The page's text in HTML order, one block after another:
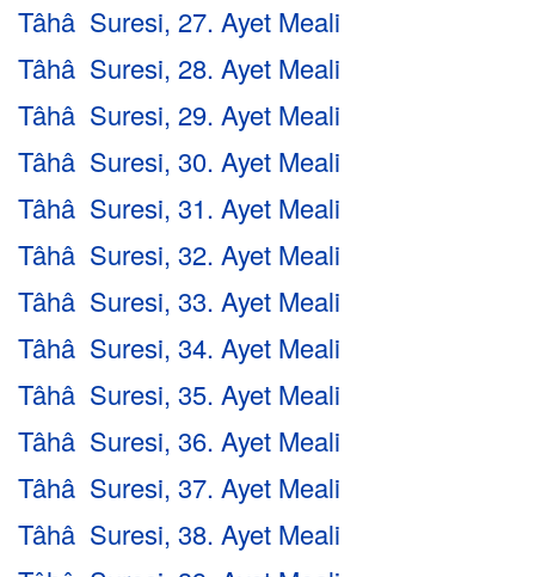
Tâhâ Suresi, 27. Ayet Meali
Tâhâ Suresi, 28. Ayet Meali
Tâhâ Suresi, 29. Ayet Meali
Tâhâ Suresi, 30. Ayet Meali
Tâhâ Suresi, 31. Ayet Meali
Tâhâ Suresi, 32. Ayet Meali
Tâhâ Suresi, 33. Ayet Meali
Tâhâ Suresi, 34. Ayet Meali
Tâhâ Suresi, 35. Ayet Meali
Tâhâ Suresi, 36. Ayet Meali
Tâhâ Suresi, 37. Ayet Meali
Tâhâ Suresi, 38. Ayet Meali